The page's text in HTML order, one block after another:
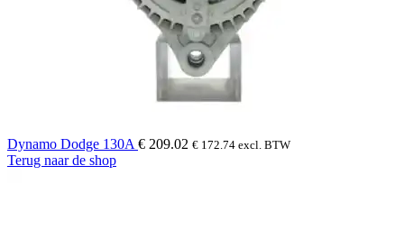
Dynamo Dodge 130A € 209.02 € 172.74 excl. BTW
Terug naar de shop